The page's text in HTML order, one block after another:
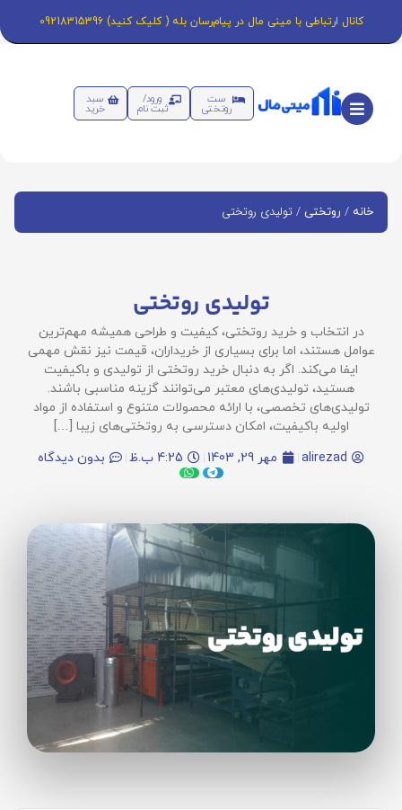
کانال ارتباطی با مینی مال در پیام‌رسان بله ( کلیک کنید) 09218315396
ست
روتختی
ورود/
ثبت نام
سبد
خرید
خانه / روتختی / تولیدی روتختی
تولیدی روتختی
در انتخاب و خرید روتختی، کیفیت و طراحی همیشه مهم‌ترین
عوامل هستند، اما برای بسیاری از خریداران، قیمت نیز نقش مهمی
ایفا می‌کند. اگر به دنبال خرید روتختی از تولیدی و باکیفیت
هستید، تولیدی‌های معتبر می‌توانند گزینه مناسبی باشند.
تولیدی‌های تخصصی، با ارائه محصولات متنوع و استفاده از مواد
اولیه باکیفیت، امکان دسترسی به روتختی‌های زیبا […]
alirezad
مهر 29, 1403 4:25 ب.ظ بدون دیدگاه